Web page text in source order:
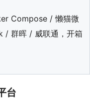
Compose / 懒猫微
/ 群晖 / 威联通，开箱
台